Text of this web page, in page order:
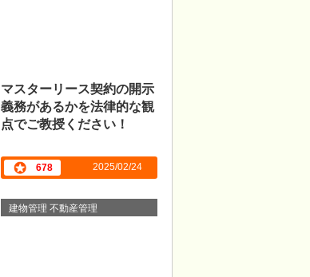
マスターリース契約の開示
義務があるかを法律的な観
点でご教授ください！
678 2025/02/24
建物管理 不動産管理